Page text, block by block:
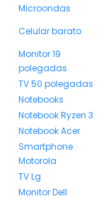
Microondas
Celular barato
Monitor 19
polegadas
TV 50 polegadas
Notebooks
Notebook Ryzen 3
Notebook Acer
Smartphone
Motorola
TV Lg
Monitor Dell